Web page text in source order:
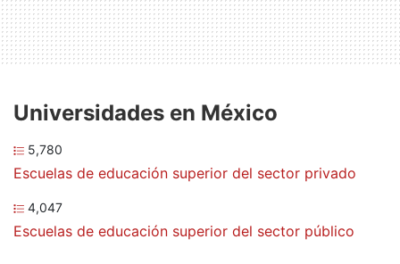
Universidades en México
5,780
Escuelas de educación superior del sector privado
4,047
Escuelas de educación superior del sector público